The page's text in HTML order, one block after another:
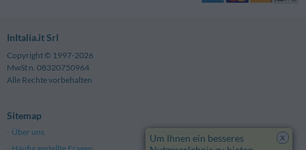
InItalia.it Srl
Copyright © 1997-2026
MwSt n. 08320750964
Alle Rechte vorbehalten
Sitemap
Über uns x
Um Ihnen ein besseres